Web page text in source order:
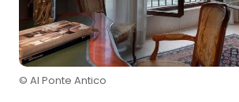
© Al Ponte Antico